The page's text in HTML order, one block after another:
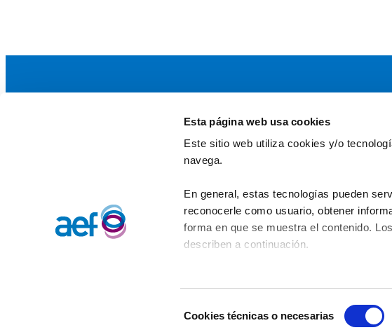
Esta página web usa cookies
Este sitio web utiliza cookies y/o
navega.
En general, estas tecnologías pueden
reconocerle como usuario, obtener
forma en que se muestra el contenido.
describen a continuación.
de
Cookies técnicas o necesarias
Quienes somos
Canal ético